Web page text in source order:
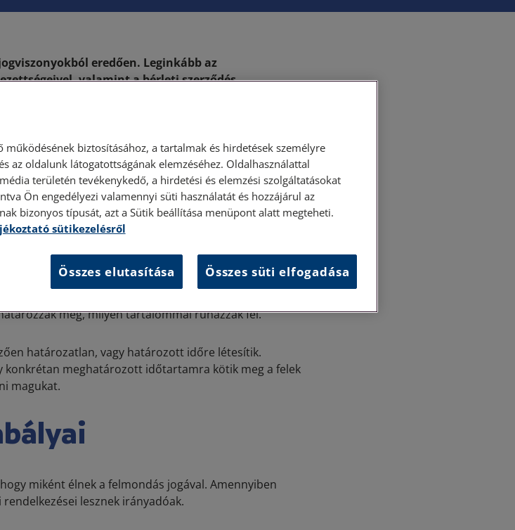
eredően. Leginkább az
valamint a bérleti szerződés
vonatkoznak a
határozza meg leginkább: maga a Polgári
szóló törvény is. Lényeges azonban az, hogy a
meg, milyen tartalommal ruházzák fel.
határozatlan, vagy határozott időre létesítik.
konkrétan meghatározott időtartamra kötik meg a felek
magukat.
miként élnek a felmondás jogával. Amennyiben
lesznek irányadóak.
biztosításához, a tartalmak és hirdetések személyre
az oldalunk látogatottságának elemzéséhez. Oldalhasználattal
területén tevékenykedő, a hirdetési és elemzési szolgáltatásokat
Ön engedélyezi valamennyi süti használatát és hozzájárul az
bizonyos típusát, azt a Sütik beállítása menüpont alatt megteheti.
sütikezelésről
Összes elutasítása Összes süti elfogadása